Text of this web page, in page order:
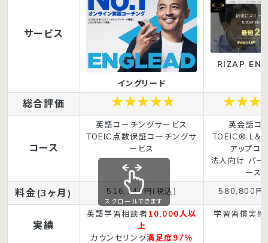
サービス
イングリード
RIZAP
総合評価
コース
英語コーチングサービス
TOEIC点数保証コーチングサ
ービス
英会話コ
TOEIC® L&R
アップコ
法人向け パー
ース
料金(3ヶ月) 516,340円(税込) 580,800円
実績
英語学習相談者10,000人以
上
カウンセリング満足度97％
学習習慣実
スクロールできます